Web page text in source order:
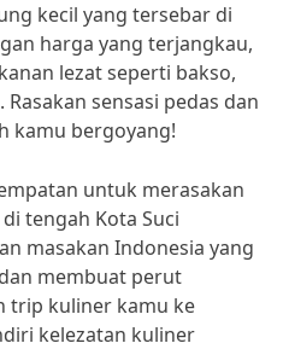
kecil yang tersebar di
harga yang terjangkau,
lezat seperti bakso,
sensasi pedas dan
kamu bergoyang!
untuk merasakan
tengah Kota Suci
masakan Indonesia yang
membuat perut
trip kuliner kamu ke
kelezatan kuliner